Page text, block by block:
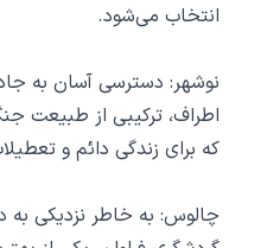
انتخاب می‌شود.
نوشهر: دسترسی آسان به
اطراف، ترکیبی از طبیعت
که برای زندگی دائم و
چالوس: به خاطر نزدیکی به